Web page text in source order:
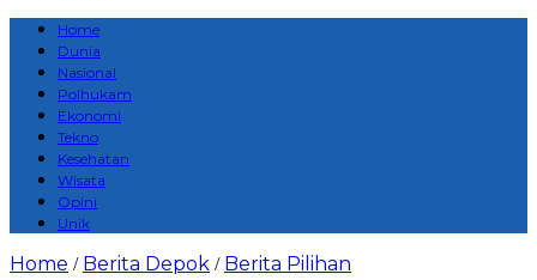
Home
Dunia
Nasional
Polhukam
Ekonomi
Tekno
Kesehatan
Wisata
Opini
Unik
Home / Berita Depok / Berita Pilihan